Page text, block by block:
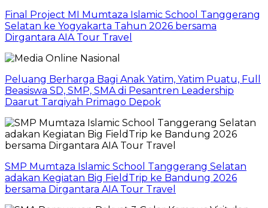
Final Project MI Mumtaza Islamic School Tanggerang
Selatan ke Yogyakarta Tahun 2026 bersama
Dirgantara AIA Tour Travel
Peluang Berharga Bagi Anak Yatim, Yatim Puatu, Full
Beasiswa SD, SMP, SMA di Pesantren Leadership
Daarut Tarqiyah Primago Depok
SMP Mumtaza Islamic School Tanggerang Selatan
adakan Kegiatan Big FieldTrip ke Bandung 2026
bersama Dirgantara AIA Tour Travel